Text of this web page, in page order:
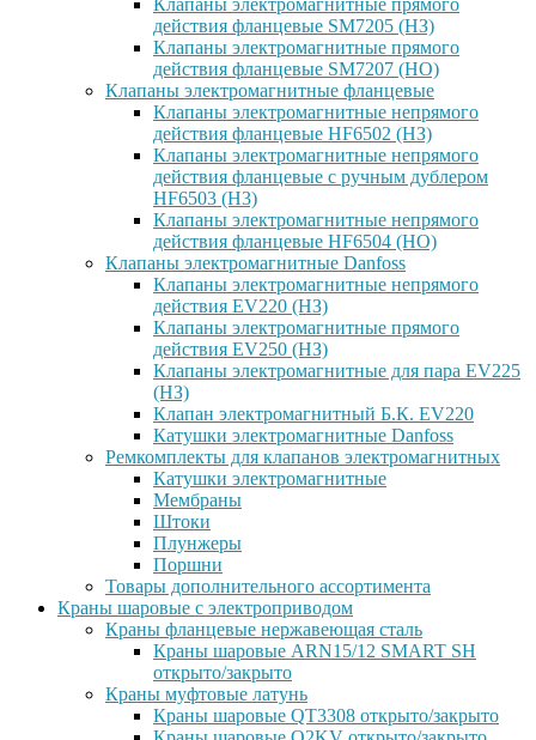
Клапаны электромагнитные прямого
действия фланцевые SM7205 (НЗ)
Клапаны электромагнитные прямого
действия фланцевые SM7207 (НО)
Клапаны электромагнитные фланцевые
Клапаны электромагнитные непрямого
действия фланцевые HF6502 (НЗ)
Клапаны электромагнитные непрямого
действия фланцевые с ручным дублером
HF6503 (Н3)
Клапаны электромагнитные непрямого
действия фланцевые HF6504 (НО)
Клапаны электромагнитные Danfoss
Клапаны электромагнитные непрямого
действия EV220 (НЗ)
Клапаны электромагнитные прямого
действия EV250 (НЗ)
Клапаны электромагнитные для пара EV225
(НЗ)
Клапан электромагнитный Б.К. EV220
Катушки электромагнитные Danfoss
Ремкомплекты для клапанов электромагнитных
Катушки электромагнитные
Мембраны
Штоки
Плунжеры
Поршни
Товары дополнительного ассортимента
Краны шаровые с электроприводом
Краны фланцевые нержавеющая сталь
Краны шаровые ARN15/12 SMART SH
открыто/закрыто
Краны муфтовые латунь
Краны шаровые QT3308 открыто/закрыто